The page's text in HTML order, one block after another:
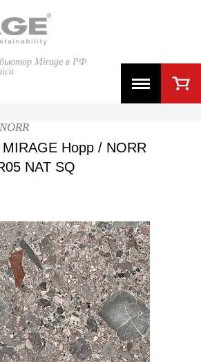
Mirage в РФ
MIRAGE Норр / NORR
NAT SQ